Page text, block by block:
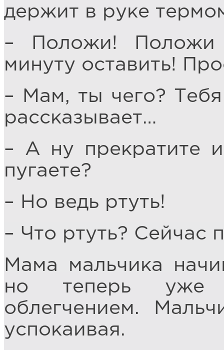
держит в руке
– Положи! Положи
минуту оставить!
– Мам, ты чего?
рассказывает…
– А ну прекратите
пугаете?
– Но ведь ртуть!
– Что ртуть? Сейчас
Мама мальчика
но теперь уже
облегчением.
успокаивая.